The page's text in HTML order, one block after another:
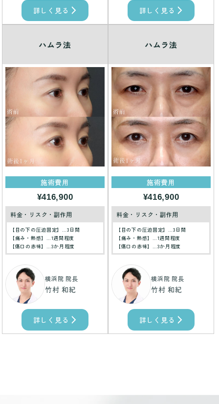
詳しく見る 詳しく見る
ハムラ法
施術費用
¥416,900
料金・リスク・副作用
【目の下の圧迫固定】…3日間
【痛み・熱感】…1週間程度
【傷口の赤味】…3か月程度
横浜院 院長
竹村 和紀
詳しく見る
ハムラ法
施術費用
¥416,900
料金・リスク・副作用
【目の下の圧迫固定】…3日間
【痛み・熱感】…1週間程度
【傷口の赤味】…3か月程度
横浜院 院長
竹村 和紀
詳しく見る